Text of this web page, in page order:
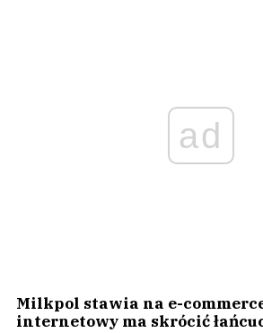
ad
Milkpol stawia na e-
internetowy ma skrócić